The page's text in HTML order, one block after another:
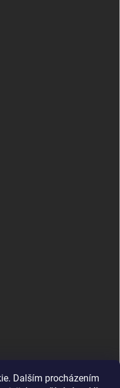
Dalším procházením